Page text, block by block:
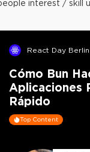
interest / skill
React Day
Cómo Bun
Aplicaciones
Rápido
Top Content